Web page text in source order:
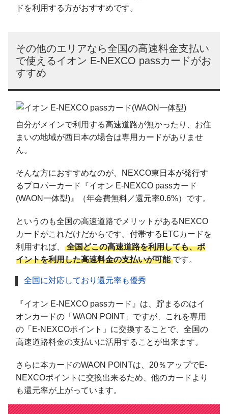
ドを利用する方がおすすめです。
その他のエリアなら全国の高速料金支払い
で使えるイオン E-NEXCO passカードがお
すすめ
自分がメインで利用する高速道路が無かったり、お住
まいの地域が西日本の場合は専用カードがありませ
ん。
そんな方におすすめなのが、NEXCO東日本が発行す
るプロパーカード『イオン E-NEXCO passカード
(WAON一体型)』（年会費無料／還元率0.6%）です。
というのも全国の高速道路でメリットがあるNEXCO
カードがこれだけだからです。付帯するETCカードを
利用すれば、 全国どこの高速道路を利用しても、ポ
イントを利用した高速料金の支払いが可能 です。
全国に対応しており還元率も優秀
『イオン E-NEXCO passカード』は、貯まるのはイ
オンカードの「WAON POINT」ですが、これを専用
の「E-NEXCOポイント」に交換することで、全国の
高速道路料金の支払いに活用することが出来ます。
さらに本カードのWAON POINTは、20％アップでE-
NEXCOポイントに交換出来るため、他のカードより
も還元率が上がっています。